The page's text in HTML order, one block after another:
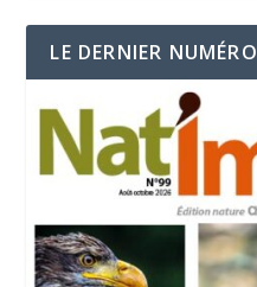
LE DERNIER NUMÉRO